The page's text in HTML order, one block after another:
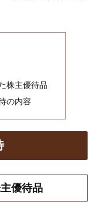
株主優待品
の内容
優待品